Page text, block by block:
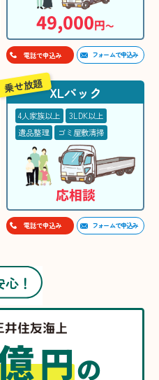
49,000円〜
電話で申込み フォームで申込み
XLパック
4人家族以上
3LDK以上
遺品整理
ゴミ屋敷清掃
応相談
乗せ放題
電話で申込み フォームで申込み
！
円の